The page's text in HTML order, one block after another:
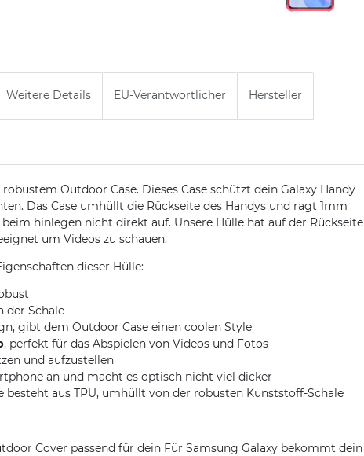
Weitere Details EU-Verantwortlicher Hersteller
Outdoor Case. Dieses Case schützt dein Galaxy Handy
Das Case umhüllt die Rückseite des Handys und ragt 1mm
hinlegen nicht direkt auf. Unsere Hülle hat auf der Rückseite
um Videos zu schauen.
dieser Hülle:
der Schale
gibt dem Outdoor Case einen coolen Style
, perfekt für das Abspielen von Videos und Fotos
und aufzustellen
an und macht es optisch nicht viel dicker
besteht aus TPU, umhüllt von der robusten Kunststoff-Schale
Cover passend für dein Für Samsung Galaxy bekommt dein